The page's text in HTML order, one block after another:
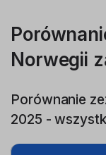
Norwegii
Porównanie
2025 -